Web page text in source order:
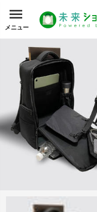
メニュー